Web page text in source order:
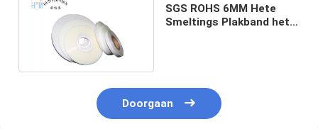
SGS ROHS 6MM Hete
Smeltings Plakband het
Doorgaan